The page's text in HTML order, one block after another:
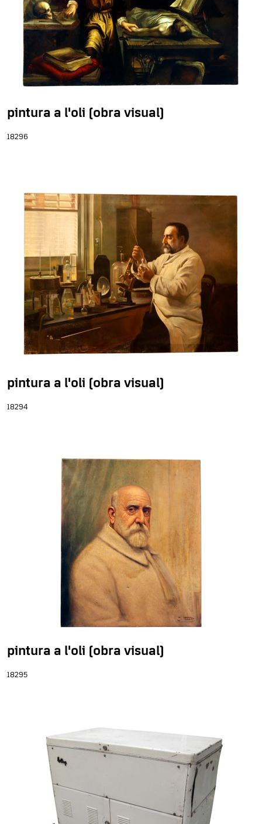
pintura a l'oli (obra visual)
18296
pintura a l'oli (obra visual)
18294
pintura a l'oli (obra visual)
18295